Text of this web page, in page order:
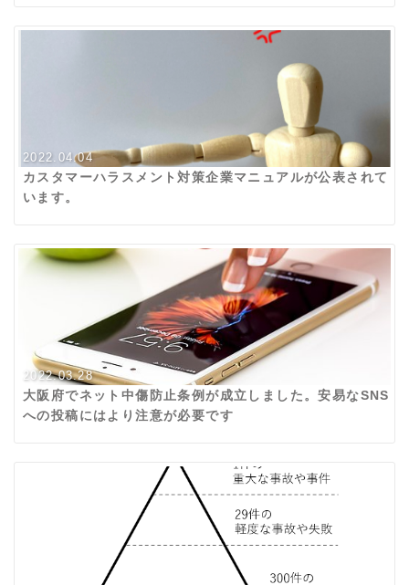
2022.04.04
カスタマーハラスメント対策企業マニュアルが公表されて
います。
2022.03.28
大阪府でネット中傷防止条例が成立しました。安易なSNS
への投稿にはより注意が必要です